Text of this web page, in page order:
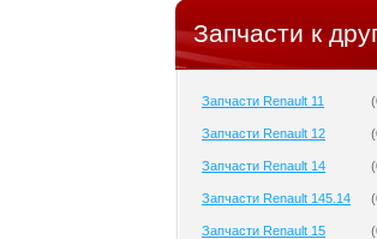
Запчасти к
Запчасти Renault 11 (
Запчасти Renault 12 (
Запчасти Renault 14 (
Запчасти Renault 145.14 (
Запчасти Renault 15 (